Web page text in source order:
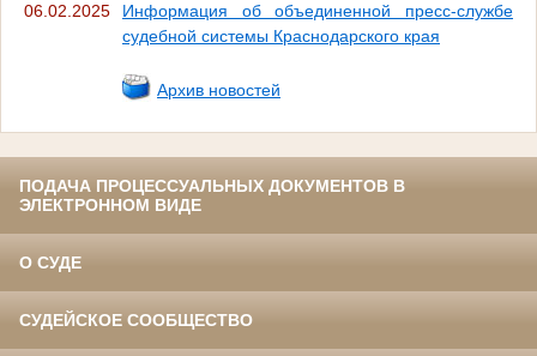
06.02.2025
Информация об объединенной пресс-службе
судебной системы Краснодарского края
Архив новостей
ПОДАЧА ПРОЦЕССУАЛЬНЫХ ДОКУМЕНТОВ В
ЭЛЕКТРОННОМ ВИДЕ
О СУДЕ
СУДЕЙСКОЕ СООБЩЕСТВО